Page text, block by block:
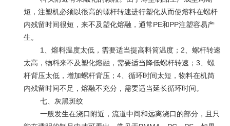
短，注塑机必须以很高的螺杆转速进行塑化从而使熔料在螺杆
内残留时间很短，来不及塑化熔融，通常PE和PP注塑容易产
生。
1、熔料温度太低，需要适当提高料筒温度； 2 、螺杆转速
太高，物料来不及塑化熔融，需要适当降低螺杆转速； 3 、螺
杆背压太低，增加螺杆背压； 4、循环时间太短，物料在机筒
内残留时间不足，熔融不充分，需要适当延长循环时间。
七、灰黑斑纹
一般发生在浇口附近，流道中间和远离浇口的部分，且只